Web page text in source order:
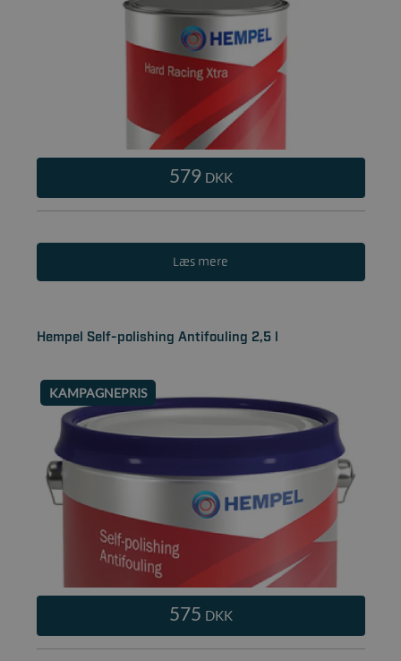
579 DKK
Læs mere
Hempel Self-polishing Antifouling 2,5 l
KAMPAGNEPRIS
575 DKK